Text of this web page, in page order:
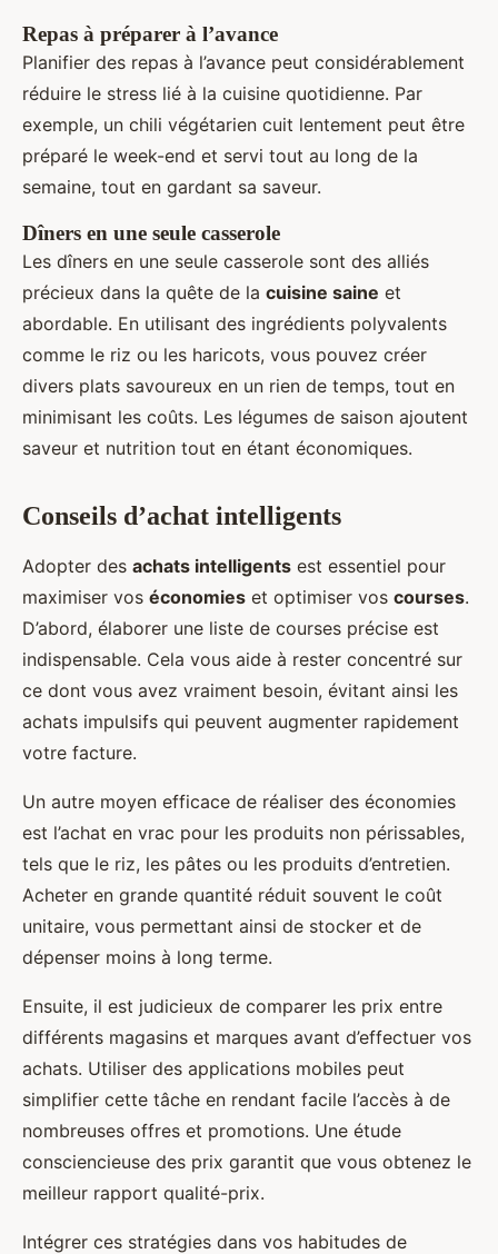
Repas à préparer à l’avance
Planifier des repas à l’avance peut considérablement
réduire le stress lié à la cuisine quotidienne. Par
exemple, un chili végétarien cuit lentement peut être
préparé le week-end et servi tout au long de la
semaine, tout en gardant sa saveur.
Dîners en une seule casserole
Les dîners en une seule casserole sont des alliés
précieux dans la quête de la cuisine saine et
abordable. En utilisant des ingrédients polyvalents
comme le riz ou les haricots, vous pouvez créer
divers plats savoureux en un rien de temps, tout en
minimisant les coûts. Les légumes de saison ajoutent
saveur et nutrition tout en étant économiques.
Conseils d’achat intelligents
Adopter des achats intelligents est essentiel pour
maximiser vos économies et optimiser vos courses.
D’abord, élaborer une liste de courses précise est
indispensable. Cela vous aide à rester concentré sur
ce dont vous avez vraiment besoin, évitant ainsi les
achats impulsifs qui peuvent augmenter rapidement
votre facture.
Un autre moyen efficace de réaliser des économies
est l’achat en vrac pour les produits non périssables,
tels que le riz, les pâtes ou les produits d’entretien.
Acheter en grande quantité réduit souvent le coût
unitaire, vous permettant ainsi de stocker et de
dépenser moins à long terme.
Ensuite, il est judicieux de comparer les prix entre
différents magasins et marques avant d’effectuer vos
achats. Utiliser des applications mobiles peut
simplifier cette tâche en rendant facile l’accès à de
nombreuses offres et promotions. Une étude
consciencieuse des prix garantit que vous obtenez le
meilleur rapport qualité-prix.
Intégrer ces stratégies dans vos habitudes de